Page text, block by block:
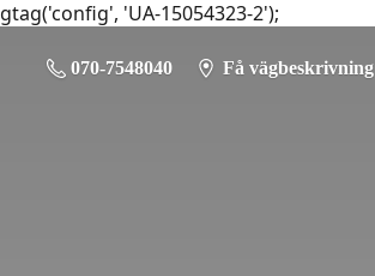
gtag('config', 'UA-15054323-2');
070-7548040 Få vägbeskrivning